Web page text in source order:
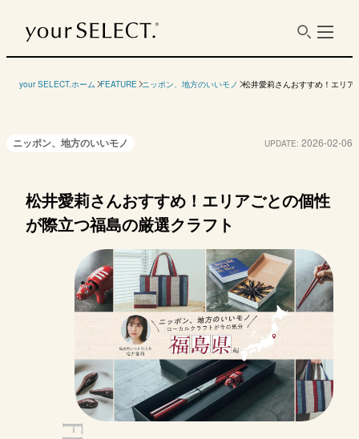
your SELECT.ホーム FEATURE ニッポン、地方のいいモノ 松井愛莉さんおすすめ！エリ
ニッポン、地方のいいモノ UPDATE: 2026-02-06
松井愛莉さんおすすめ！エリアごとの個性
が際立つ福島の厳選クラフト